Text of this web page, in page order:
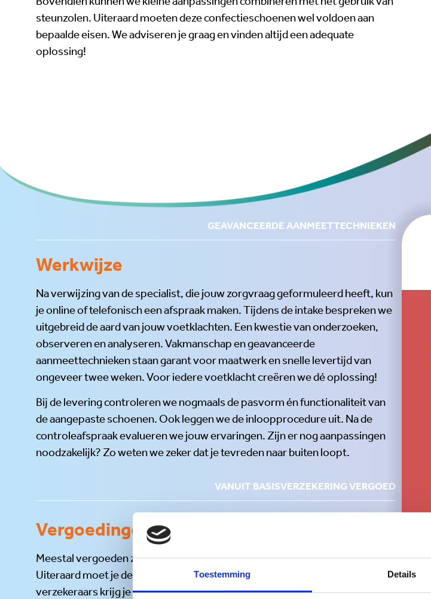
Toestemming Details
steunzolen. Uiteraard moeten deze confectieschoenen wel voldoen aan
bepaalde eisen. We adviseren je graag en vinden altijd een adequate
oplossing!
GEAVANCEERDE AANMEETTECHNIEKEN
Werkwijze
Na verwijzing van de specialist, die jouw zorgvraag geformuleerd heeft, kun
je online of telefonisch een afspraak maken. Tijdens de intake bespreken we
uitgebreid de aard van jouw voetklachten. Een kwestie van onderzoeken,
observeren en analyseren. Vakmanschap en geavanceerde
aanmeettechnieken staan garant voor maatwerk en snelle levertijd van
ongeveer twee weken. Voor iedere voetklacht creëren we dé oplossing!
Bij de levering controleren we nogmaals de pasvorm én functionaliteit van
de aangepaste schoenen. Ook leggen we de inloopprocedure uit. Na de
controleafspraak evalueren we jouw ervaringen. Zijn er nog aanpassingen
noodzakelijk? Zo weten we zeker dat je tevreden naar buiten loopt.
VANUIT BASISVERZEKERING VERGOED
Vergoedingen
Meestal vergoeden zorgverzekeraars de kleine aanpassingen volledig.
Uiteraard moet je de schoenen wel zelf aanschaffen. Bij sommige
verzekeraars krijg je via de aanvullende verzekering een gedeelte van het